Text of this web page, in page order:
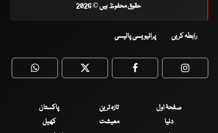
حقوق محفوظ ہیں © 2026
رابطہ کریں پرائیویسی پالیسی
WhatsApp Twitter Facebook
صفحۂ اول تازہ ترین
پاکستان
دنیا
معیشت
کھیل